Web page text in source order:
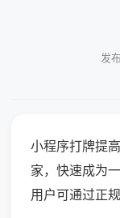
发
小程序打牌提
家，快速成为
用户可通过正